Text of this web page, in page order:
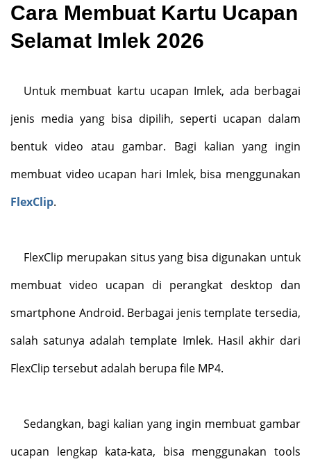
Cara Membuat Kartu Ucapan
Selamat Imlek 2026
Untuk membuat kartu ucapan Imlek, ada berbagai
jenis media yang bisa dipilih, seperti ucapan dalam
bentuk video atau gambar. Bagi kalian yang ingin
membuat video ucapan hari Imlek, bisa menggunakan
FlexClip.
FlexClip merupakan situs yang bisa digunakan untuk
membuat video ucapan di perangkat desktop dan
smartphone Android. Berbagai jenis template tersedia,
salah satunya adalah template Imlek. Hasil akhir dari
FlexClip tersebut adalah berupa file MP4.
Sedangkan, bagi kalian yang ingin membuat gambar
ucapan lengkap kata-kata, bisa menggunakan tools